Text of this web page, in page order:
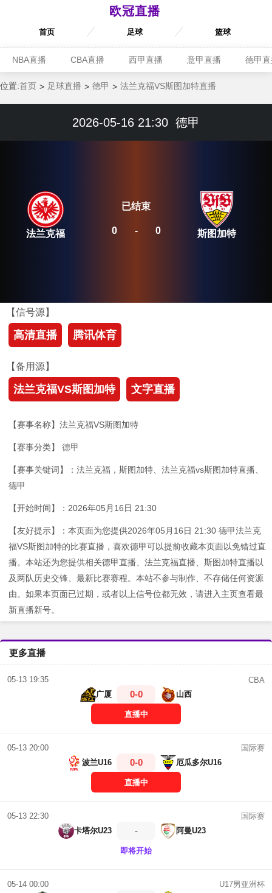
欧冠直播
首页 足球 篮球
NBA直播 CBA直播 西甲直播 意甲直播 德甲
位置:首页 足球直播 德甲 法兰克福VS斯图加特直播
2026-05-16 21:30 德甲
法兰克福 0 - 0
已结束
斯图加特
【信号源】
高清直播 腾讯体育
【备用源】
法兰克福VS斯图加特 文字直播
【赛事名称】法兰克福VS斯图加特
【赛事分类】 德甲
【赛事关键词】：法兰克福，斯图加特、法兰克福vs斯图加特直播、
德甲
【开始时间】：2026年05月16日 21:30
【友好提示】：本页面为您提供2026年05月16日 21:30 德甲法兰克
福VS斯图加特的比赛直播，喜欢德甲可以提前收藏本页面以免错过直
播。本站还为您提供相关德甲直播、法兰克福直播、斯图加特直播以
及两队历史交锋、最新比赛赛程。本站不参与制作、不存储任何资源
由。如果本页面已过期，或者以上信号位都无效，请进入主页查看最
新直播新号。
更多直播
05-13 19:35
CBA
广厦
0-0 山西
直播中
05-13 20:00
国际赛
波兰U16
0-0 厄瓜多尔U16
直播中
05-13 22:30
国际赛
卡塔尔U23
- 阿曼U23
即将开始
05-14 00:00
U17男亚洲杯